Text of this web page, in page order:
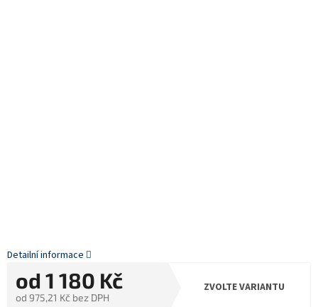
od 1 180 Kč
od 975,21 Kč bez DPH
ZVOLTE VARIANTU
Detailní informace